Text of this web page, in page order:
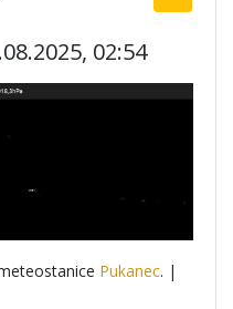
02:54
Pukanec. |